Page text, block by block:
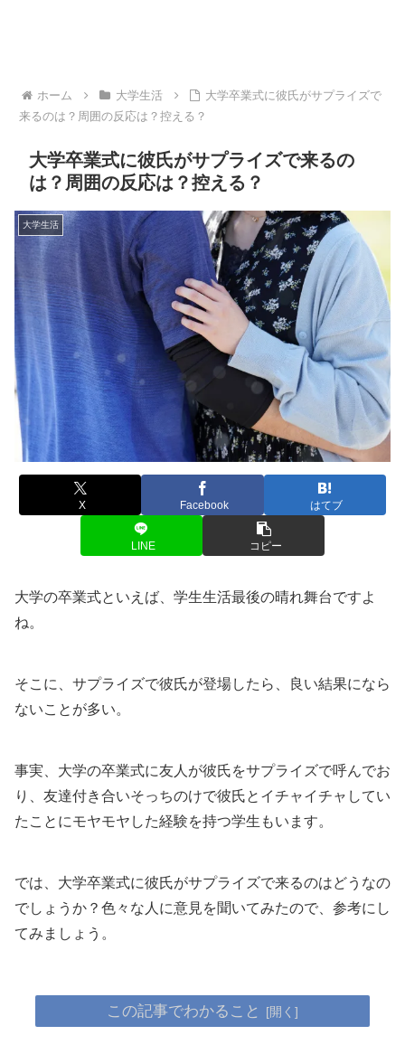
ホーム 大学生活
大学卒業式に彼氏がサプライズで
来るのは？周囲の反応は？控える？
大学卒業式に彼氏がサプライズで来るの
は？周囲の反応は？控える？
大学生活
X Facebook はてブ
LINE コピー
大学の卒業式といえば、学生生活最後の晴れ舞台ですよ
ね。
そこに、サプライズで彼氏が登場したら、良い結果になら
ないことが多い。
事実、大学の卒業式に友人が彼氏をサプライズで呼んでお
り、友達付き合いそっちのけで彼氏とイチャイチャしてい
たことにモヤモヤした経験を持つ学生もいます。
では、大学卒業式に彼氏がサプライズで来るのはどうなの
でしょうか？色々な人に意見を聞いてみたので、参考にし
てみましょう。
この記事でわかること